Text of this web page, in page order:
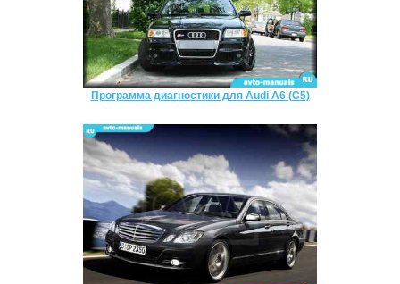
Программа диагностики для Audi A6 (C5)